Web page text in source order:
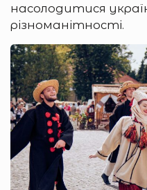
насолодитися
різноманітності.